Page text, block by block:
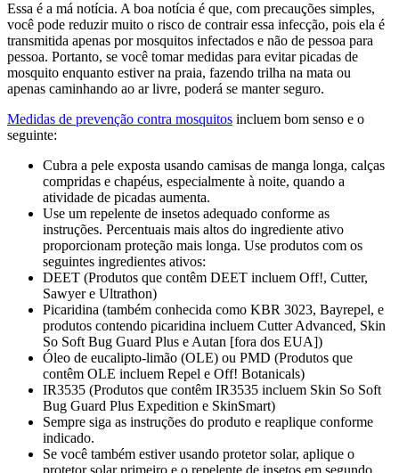
Essa é a má notícia. A boa notícia é que, com precauções simples,
você pode reduzir muito o risco de contrair essa infecção, pois ela é
transmitida apenas por mosquitos infectados e não de pessoa para
pessoa. Portanto, se você tomar medidas para evitar picadas de
mosquito enquanto estiver na praia, fazendo trilha na mata ou
apenas caminhando ao ar livre, poderá se manter seguro.
Medidas de prevenção contra mosquitos incluem bom senso e o
seguinte:
Cubra a pele exposta usando camisas de manga longa, calças
compridas e chapéus, especialmente à noite, quando a
atividade de picadas aumenta.
Use um repelente de insetos adequado conforme as
instruções. Percentuais mais altos do ingrediente ativo
proporcionam proteção mais longa. Use produtos com os
seguintes ingredientes ativos:
DEET (Produtos que contêm DEET incluem Off!, Cutter,
Sawyer e Ultrathon)
Picaridina (também conhecida como KBR 3023, Bayrepel, e
produtos contendo picaridina incluem Cutter Advanced, Skin
So Soft Bug Guard Plus e Autan [fora dos EUA])
Óleo de eucalipto-limão (OLE) ou PMD (Produtos que
contêm OLE incluem Repel e Off! Botanicals)
IR3535 (Produtos que contêm IR3535 incluem Skin So Soft
Bug Guard Plus Expedition e SkinSmart)
Sempre siga as instruções do produto e reaplique conforme
indicado.
Se você também estiver usando protetor solar, aplique o